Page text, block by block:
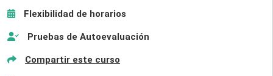
Flexibilidad de horarios
Pruebas de Autoevaluación
Compartir este curso